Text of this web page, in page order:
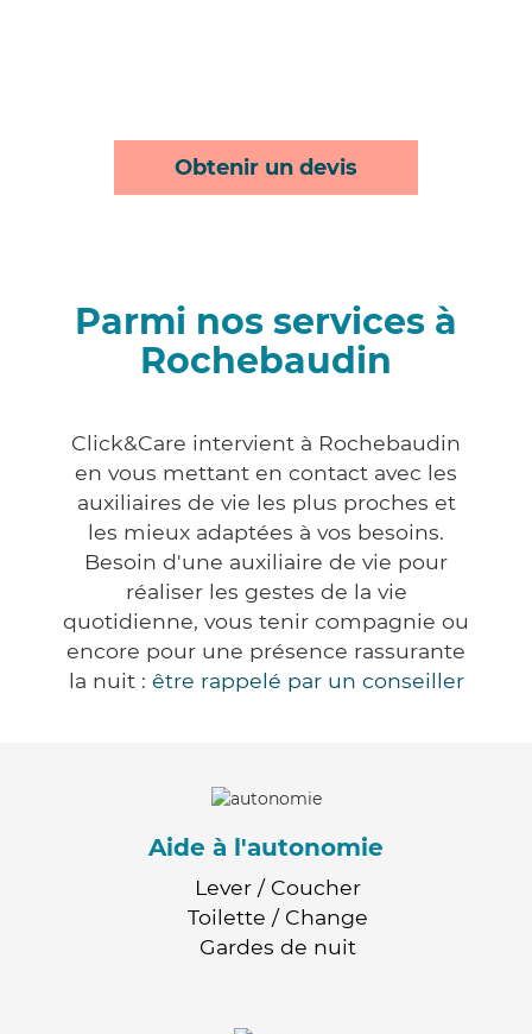
Obtenir un devis
Parmi nos services à
Rochebaudin
Click&Care intervient à Rochebaudin
en vous mettant en contact avec les
auxiliaires de vie les plus proches et
les mieux adaptées à vos besoins.
Besoin d'une auxiliaire de vie pour
réaliser les gestes de la vie
quotidienne, vous tenir compagnie ou
encore pour une présence rassurante
la nuit : être rappelé par un conseiller
Aide à l'autonomie
Lever / Coucher
Toilette / Change
Gardes de nuit